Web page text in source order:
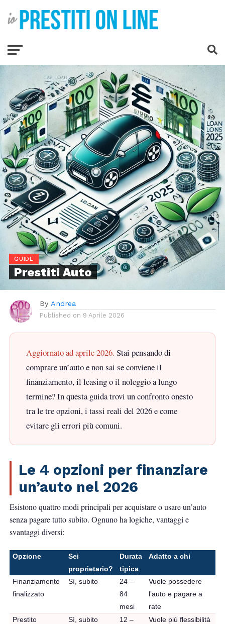
GUIDE
Prestiti Auto
By Andrea
Published on 9 Aprile 2026
Aggiornato ad aprile 2026. Stai pensando di
comprare un’auto e non sai se conviene il
finanziamento, il leasing o il noleggio a lungo
termine? In questa guida trovi un confronto onesto
tra le tre opzioni, i tassi reali del 2026 e come
evitare gli errori più comuni.
Le 4 opzioni per finanziare
un’auto nel 2026
Esistono quattro modi principali per acquistare o usare un’auto
senza pagare tutto subito. Ognuno ha logiche, vantaggi e
svantaggi diversi:
Opzione
Sei
proprietario?
Durata
tipica
Adatto a chi
Finanziamento
finalizzato
Sì, subito
24 –
84
mesi
Vuole possedere
l’auto e pagare a
rate
Prestito
Sì, subito
12 –
Vuole più flessibilità